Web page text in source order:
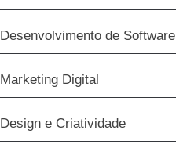
Desenvolvimento de Software
Marketing Digital
Design e Criatividade